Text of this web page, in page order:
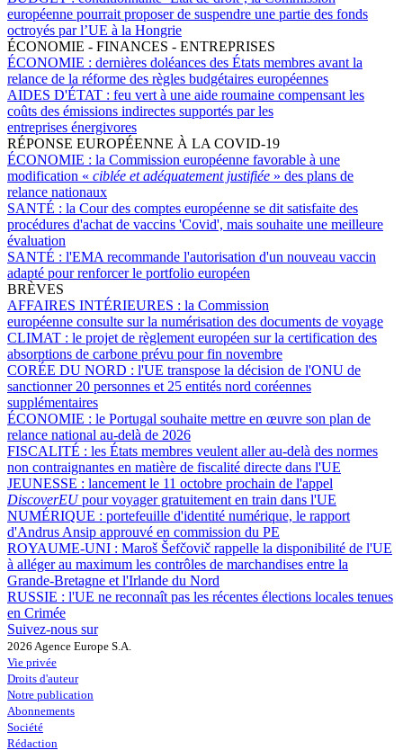
européenne pourrait proposer de suspendre une partie des fonds
octroyés par l’UE à la Hongrie
ÉCONOMIE - FINANCES - ENTREPRISES
ÉCONOMIE : dernières doléances des États membres avant la
relance de la réforme des règles budgétaires européennes
AIDES D'ÉTAT : feu vert à une aide roumaine compensant les
coûts des émissions indirectes supportés par les
entreprises énergivores
RÉPONSE EUROPÉENNE À LA COVID-19
ÉCONOMIE : la Commission européenne favorable à une
modification « ciblée et adéquatement justifiée » des plans de
relance nationaux
SANTÉ : la Cour des comptes européenne se dit satisfaite des
procédures d'achat de vaccins 'Covid', mais souhaite une meilleure
évaluation
SANTÉ : l'EMA recommande l'autorisation d'un nouveau vaccin
adapté pour renforcer le portfolio européen
BRÈVES
AFFAIRES INTÉRIEURES : la Commission
européenne consulte sur la numérisation des documents de voyage
CLIMAT : le projet de règlement européen sur la certification des
absorptions de carbone prévu pour fin novembre
CORÉE DU NORD : l'UE transpose la décision de l'ONU de
sanctionner 20 personnes et 25 entités nord coréennes
supplémentaires
ÉCONOMIE : le Portugal souhaite mettre en œuvre son plan de
relance national au-delà de 2026
FISCALITÉ : les États membres veulent aller au-delà des normes
non contraignantes en matière de fiscalité directe dans l'UE
JEUNESSE : lancement le 11 octobre prochain de l'appel
DiscoverEUpour voyager gratuitement en train dans l'UE
NUMÉRIQUE : portefeuille d'identité numérique, le rapport
d'Andrus Ansip approuvé en commission du PE
ROYAUME-UNI : Maroš Šefčovič rappelle la disponibilité de l'UE
à alléger au maximum les contrôles de marchandises entre la
Grande-Bretagne et l'Irlande du Nord
RUSSIE : l'UE ne reconnaît pas les récentes élections locales tenues
en Crimée
Suivez-nous sur
2026 Agence Europe S.A.
Vie privée
Droits d'auteur
Notre publication
Abonnements
Société
Rédaction